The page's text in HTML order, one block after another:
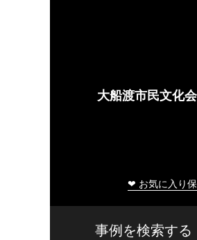
大船渡市民文化
❤ お気に入り
事例を検索する